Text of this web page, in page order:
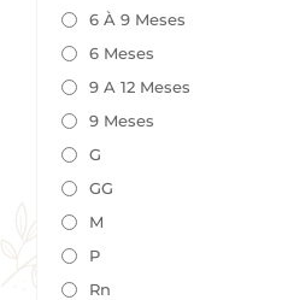
6 À 9 Meses
6 Meses
9 A 12 Meses
9 Meses
G
GG
M
P
Rn